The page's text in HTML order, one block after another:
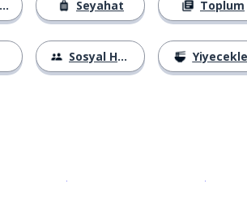
Seyahat
Sosyal Hayat
Toplum